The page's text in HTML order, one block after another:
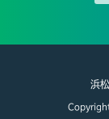
浜